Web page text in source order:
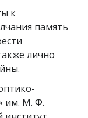
к
память
лично
им. М. Ф.